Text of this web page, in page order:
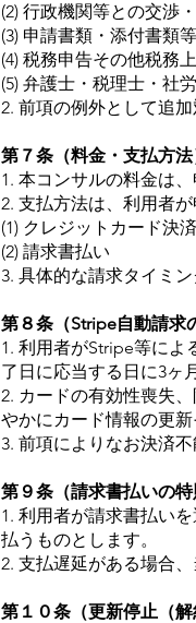
(2) 行政機関等との交渉
(3) 申請書類・添付書類
(4) 税務申告その他税務
(5) 弁護士・税理士・社
2. 前項の例外として追
第７条（料金・支払方法
1. 本コンサルの料金は
2. 支払方法は、利用者
(1) クレジットカード決
(2) 請求書払い
3. 具体的な請求タイミ
第８条（Stripe自動請求
1. 利用者がStripe等に
了日に応当する日に3ヶ
2. カードの有効性喪失
やかにカード情報の更
3. 前項によりなお決済
第９条（請求書払いの特
1. 利用者が請求書払い
払うものとします。
2. 支払遅延がある場合
第１０条（更新停止（解